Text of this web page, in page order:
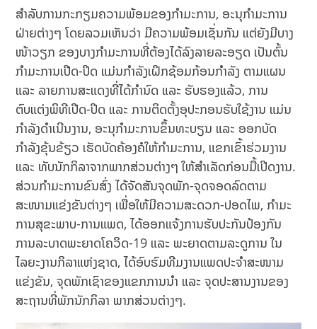
ສຳລັບການກະກຽມຄວາມພ້ອມຂອງກຳມະການ, ອະນຸກຳມະການ
ຝ່າຍຕ່າງໆ ໂດຍລວມເຫັນວ່າ ມີຄວາມພ້ອມເຊັ່ນກັນ ແຕ່ຍັງມີບາງ
ໜ້າວຽກ ຂອງບາງກຳມະການທີ່ຕ້ອງໄດ້ລົງລາຍລະອຽດ ເປັນຕົ້ນ
ກຳມະການເປີດ-ປິດ ແມ່ນກຳລັງເຝິກຊ້ອມກ້ອນກຳລັງ ຕາມແຜນ
ແລະ ລາຍການສະແດງທີ່ໄດ້ກຳນົດ ແລະ ຮັບຮອງແລ້ວ, ການ
ຕົບແຕ່ງພິທີເປີດ-ປິດ ແລະ ການຕິດຕັ້ງອຸປະກອນຮັບໃຊ້ງານ ແມ່ນ
ກໍາລັງດໍາເນີນງານ, ອະນຸກຳມະການຂຶ້ນທະບຽນ ແລະ ອອກບັດ
ກຳລັງຂຸ້ນຂ້ຽວ ເຮັດບັດຄ້ອງຄໍໃຫ້ກຳມະການ, ແຂກເຂົ້າຮ່ວມງານ
ແລະ ທັບນັກກິລາຈາກພາກສ່ວນຕ່າງໆ ໃຫ້ສຳເລັດກ່ອນມື້ເປີດງານ.
ສ່ວນກໍາມະການຂົນສົ່ງ ໄດ້ຈັດສັນຈຸດພັກ-ຈຸດຈອດລົດຕາມ
ສະໜາມແຂ່ງຂັນຕ່າງໆ ເພື່ອໃຫ້ມີຄວາມສະດວກ-ປອດໄພ, ກໍາມະ
ການສຸຂະພາບ-ການແພດ, ໄດ້ອອກແຈ້ງການຮັບປະກັນປ້ອງກັນ
ການລະບາດພະຍາດໂຄວິດ-19 ແລະ ພະຍາດຕາມລະດູການ ໃນ
ໄລຍະງານກິລາແຫ່ງຊາດ, ໄດ້ອົບຮົມທີມງານແພດປະຈໍາສະໜາມ
ແຂ່ງຂັນ, ຈຸດພັກເຊົາຂອງແຂກການນໍາ ແລະ ຈຸດປະສານງານຂອງ
ສະຖານທີ່ພັກນັກກິລາ ພາກສ່ວນຕ່າງໆ.